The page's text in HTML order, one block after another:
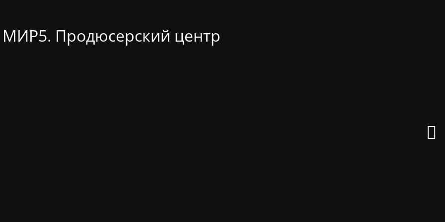
МИР5. Продюсерский центр